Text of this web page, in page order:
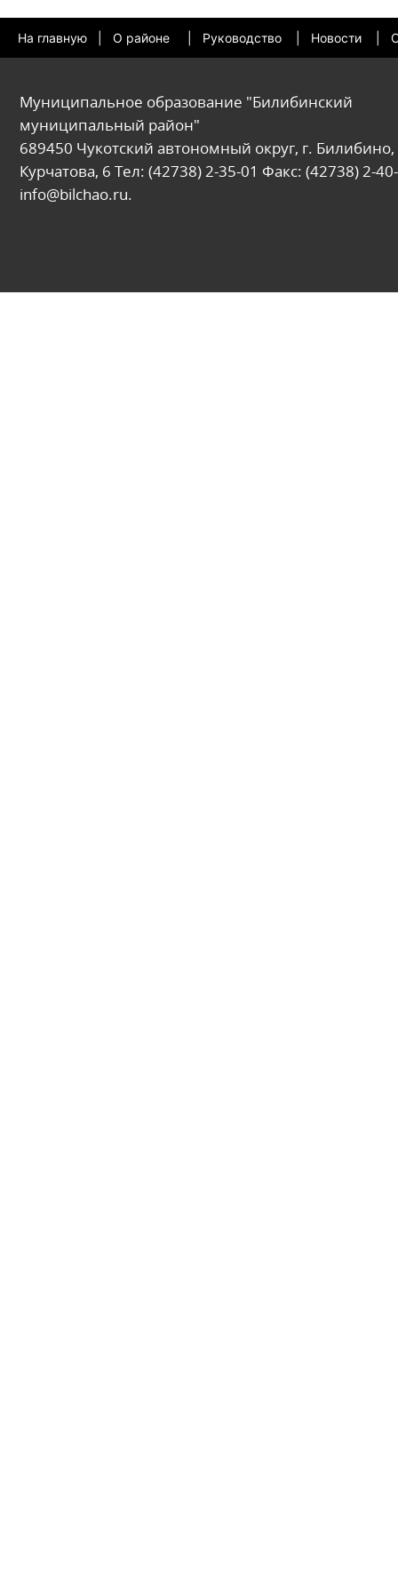
На главную О районе Руководство Новости
Муниципальное образование "Билибинский
муниципальный район"
689450 Чукотский автономный округ, г. Билибино,
Курчатова, 6 Тел: (42738) 2-35-01 Факс: (42738) 2-
info@bilchao.ru.